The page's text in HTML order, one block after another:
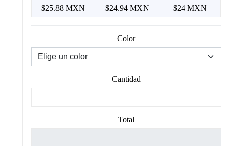
$25.88 MXN $24.94 MXN $24 MXN
Color
Cantidad
Total